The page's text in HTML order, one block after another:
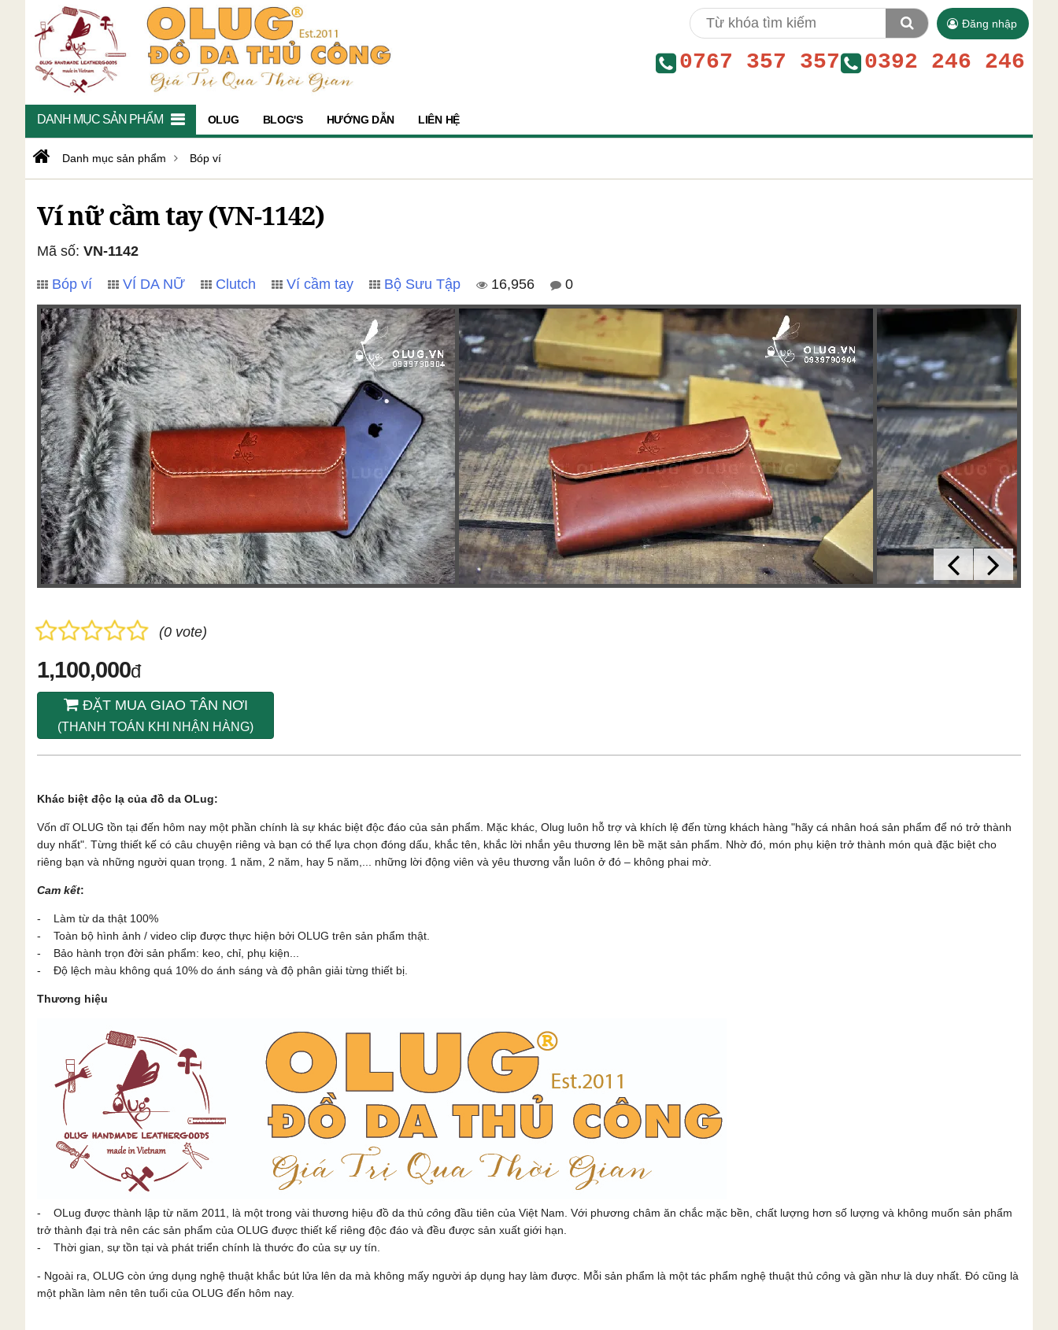
Đăng nhập
0767 357 357 0392 246 246
DANH MỤC SẢN PHẨM OLUG BLOG'S HƯỚNG DẪN LIÊN HỆ
Danh mục sản phẩm Bóp ví
Ví nữ cầm tay (VN-1142)
Mã số: VN-1142
Bóp ví VÍ DA NỮ Clutch Ví cầm tay Bộ Sưu Tập 16,956 0
(0 vote)
1,100,000đ
ĐẶT MUA GIAO TÂN NƠI
(THANH TOÁN KHI NHẬN HÀNG)
Khác biệt độc lạ của đồ da OLug:
Vốn dĩ OLUG tồn tại đến hôm nay một phần chính là sự khác biệt độc đáo của sản phẩm. Mặc khác, Olug luôn hỗ trợ và khích lệ đến từng khách hàng "hãy cá nhân hoá sản phẩm để nó trở thành
duy nhất". Từng thiết kế có câu chuyện riêng và bạn có thể lựa chọn đóng dấu, khắc tên, khắc lời nhắn yêu thương lên bề mặt sản phẩm. Nhờ đó, món phụ kiện trở thành món quà đặc biệt cho
riêng bạn và những người quan trọng. 1 năm, 2 năm, hay 5 năm,... những lời động viên và yêu thương vẫn luôn ở đó – không phai mờ.
Cam kết:
- Làm từ da thật 100%
- Toàn bộ hình ảnh / video clip được thực hiện bởi OLUG trên sản phẩm thật.
- Bảo hành trọn đời sản phẩm: keo, chỉ, phụ kiện...
- Độ lệch màu không quá 10% do ánh sáng và độ phân giải từng thiết bị.
Thương hiệu
- OLug được thành lập từ năm 2011, là một trong vài thương hiệu đồ da thủ công đầu tiên của Việt Nam. Với phương châm ăn chắc mặc bền, chất lượng hơn số lượng và không muốn sản phẩm
trở thành đại trà nên các sản phẩm của OLUG được thiết kế riêng độc đáo và đều được sản xuất giới hạn.
- Thời gian, sự tồn tại và phát triển chính là thước đo của sự uy tín.
- Ngoài ra, OLUG còn ứng dụng nghệ thuật khắc bút lửa lên da mà không mấy người áp dụng hay làm được. Mỗi sản phẩm là một tác phẩm nghệ thuật thủ công và gần như là duy nhất. Đó cũng là
một phần làm nên tên tuổi của OLUG đến hôm nay.